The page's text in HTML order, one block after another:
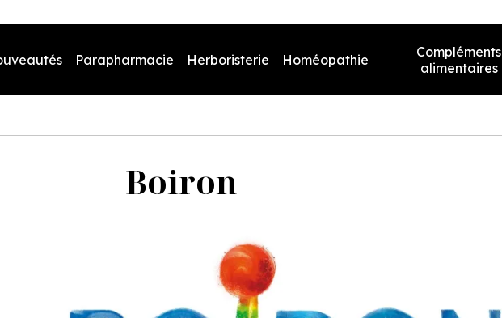
Parapharmacie Herboristerie Homéopathie
Compléments
alimentaires
Boiron